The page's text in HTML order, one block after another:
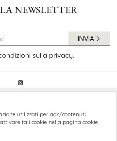
NEWSLETTER
sulla privacy.
INVIA
utilizzati per ads/contenuti
tali cookie nella pagina cookie